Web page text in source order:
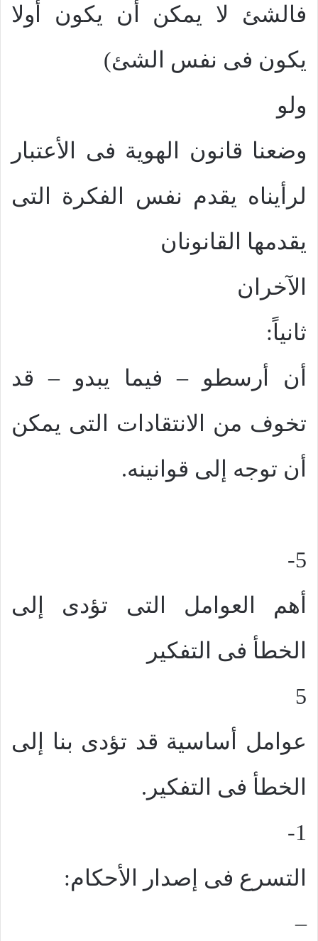
فالشئ لا يمكن أن يكون أولا
يكون فى نفس الشئ)
ولو
وضعنا قانون الهوية فى الأعتبار
لرأيناه يقدم نفس الفكرة التى
يقدمها القانونان
الآخران
ثانياً:
أن أرسطو – فيما يبدو – قد
تخوف من الانتقادات التى يمكن
أن توجه إلى قوانينه.
5-
أهم العوامل التى تؤدى إلى
الخطأ فى التفكير
5
عوامل أساسية قد تؤدى بنا إلى
الخطأ فى التفكير.
1-
التسرع فى إصدار الأحكام:
–